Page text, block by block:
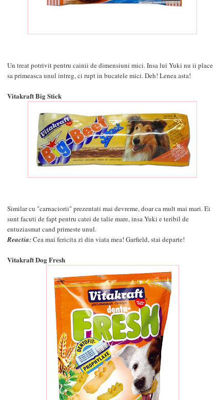
Un treat potrivit pentru cainii de dimensiuni mici. Insa lui Yuki nu ii place
sa primeasca unul intreg, ci rupt in bucatele mici. Deh! Lenea asta!
Vitakraft Big Stick
Similar cu "carnaciorii" prezentati mai devreme, doar ca mult mai mari. Ei
sunt facuti de fapt pentru catei de talie mare, insa Yuki e teribil de
entuziasmat cand primeste unul.
Reactia:Cea mai fericita zi din viata mea! Garfield, stai departe!
Vitakraft Dog Fresh